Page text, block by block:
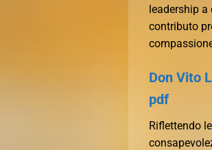
leadership
contributo
Don Vito
pdf
Riflettendo